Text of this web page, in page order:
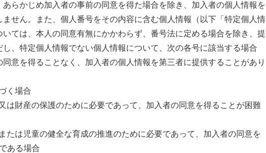
あらかじめ加入者の事前の同意を得た場合を除き、加入者の個人情報を
ません。また、個人番号をその内容に含む個人情報（以下「特定個人情
ては、本人の同意有無にかかわらず、番号法に定める場合を除き、提
、特定個人情報でない個人情報について、次の各号に該当する場合
意を得ることなく、加入者の個人情報を第三者に提供することがあり
く場合
は財産の保護のために必要であって、加入者の同意を得ることが困難
たは児童の健全な育成の推進のために必要であって、加入者の同意を
ある場合